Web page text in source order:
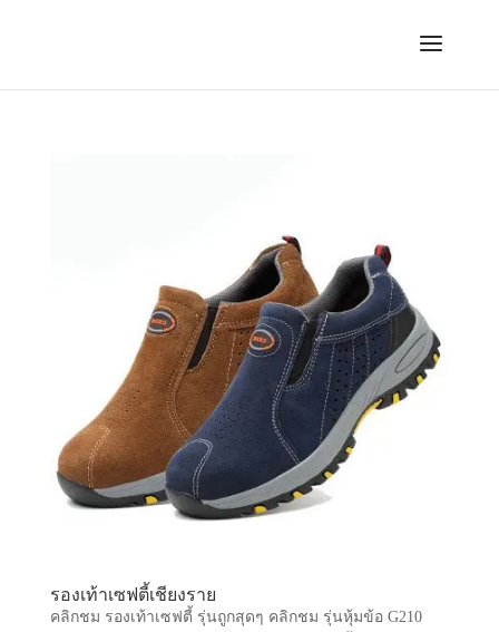
รองเท้าเซฟตี้เชียงราย
คลิกชม รองเท้าเซฟตี้ รุ่นถูกสุดๆ คลิกชม รุ่นหุ้มข้อ G210